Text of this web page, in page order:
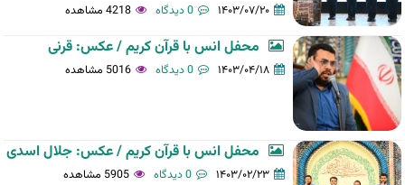
۱۴۰۳/۰۷/۲۰ 0 دیدگاه 4218 مشاهده
محفل انس با قرآن کریم / عکس: قرنی
۱۴۰۳/۰۴/۱۸ 0 دیدگاه 5016 مشاهده
محفل انس با قرآن کریم / عکس: جلال اسدی
۱۴۰۳/۰۲/۲۳ 0 دیدگاه 5905 مشاهده